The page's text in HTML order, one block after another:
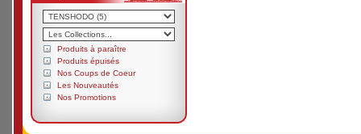
Produits à paraître
Produits épuisés
Nos Coups de Coeur
Les Nouveautés
Nos Promotions